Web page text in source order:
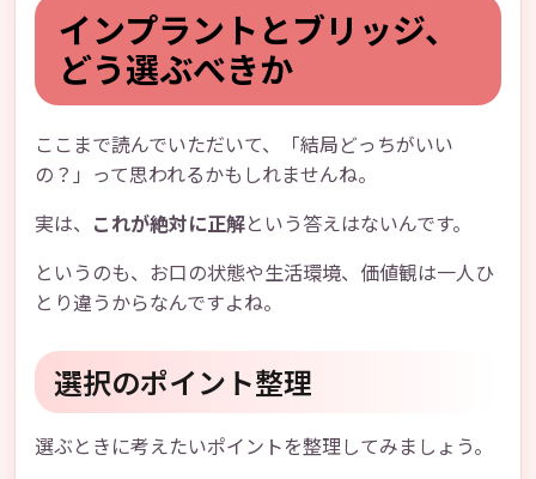
インプラントとブリッジ、
どう選ぶべきか
ここまで読んでいただいて、「結局どっちがいい
の？」って思われるかもしれませんね。
実は、 これが絶対に正解という答えはないんです。
というのも、お口の状態や生活環境、価値観は一人ひ
とり違うからなんですよね。
選択のポイント整理
選ぶときに考えたいポイントを整理してみましょう。